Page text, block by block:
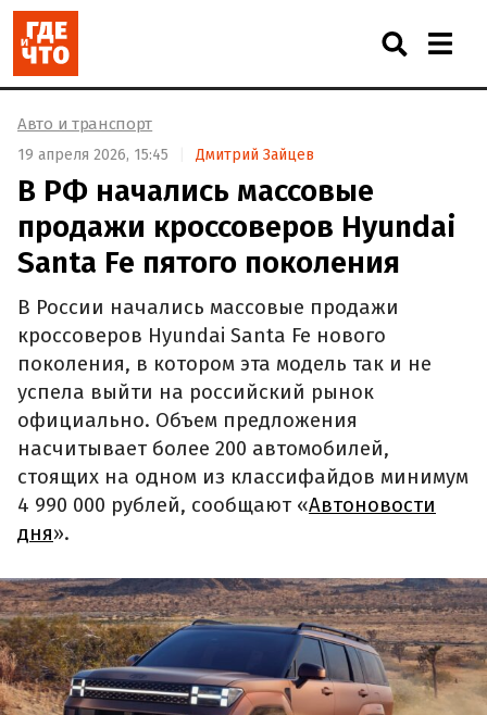
Авто и транспорт
19 апреля 2026, 15:45 Дмитрий Зайцев
В РФ начались массовые
продажи кроссоверов Hyundai
Santa Fe пятого поколения
В России начались массовые продажи
кроссоверов Hyundai Santa Fe нового
поколения, в котором эта модель так и не
успела выйти на российский рынок
официально. Объем предложения
насчитывает более 200 автомобилей,
стоящих на одном из классифайдов минимум
4 990 000 рублей, сообщают «Автоновости
дня».